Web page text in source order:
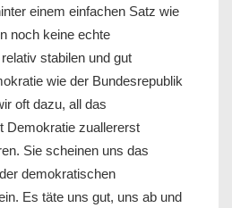
einem einfachen Satz wie
noch keine echte
stabilen und gut
wie der Bundesrepublik
oft dazu, all das
Demokratie zuallererst
Sie scheinen uns das
demokratischen
Es täte uns gut, uns ab und